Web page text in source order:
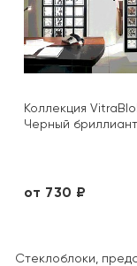
Коллекция
Черный бриллиант
от 730 ₽
Стеклоблоки,